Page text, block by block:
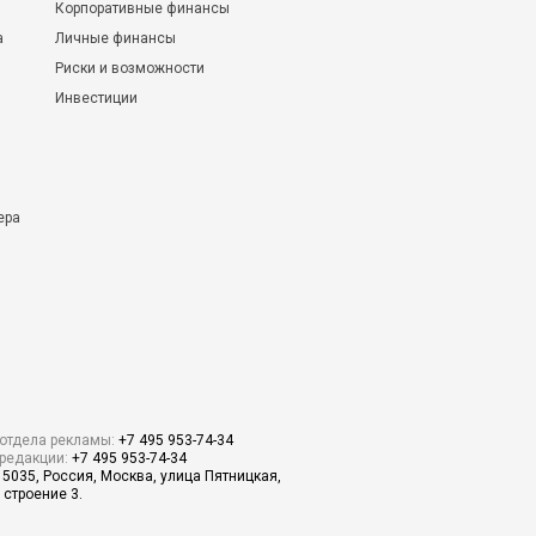
Корпоративные финансы
Личные финансы
Риски и возможности
Инвестиции
рекламы: +7 495 953-74-34
+7 495 953-74-34
Россия, Москва, улица Пятницкая,
3.